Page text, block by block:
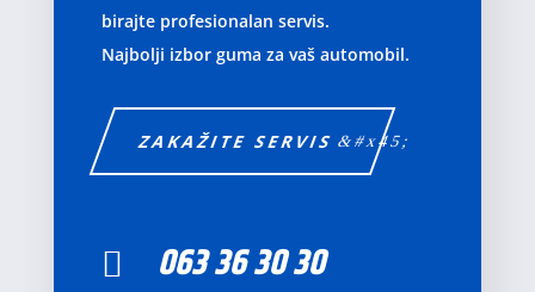
birajte profesionalan servis.
Najbolji izbor guma za vaš automobil.
ZAKAŽITE SERVIS
 063 36 30 30